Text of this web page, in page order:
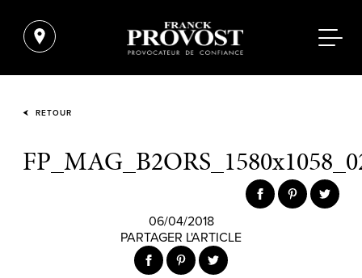
RETOUR
06/04/2018
PARTAGER L'ARTICLE